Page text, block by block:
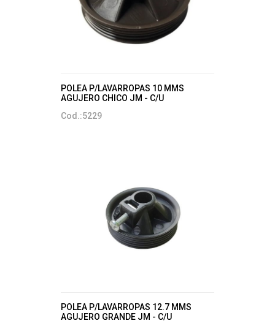
POLEA P/LAVARROPAS 10 MMS
AGUJERO CHICO JM - C/U
Cod.:5229
POLEA P/LAVARROPAS 12.7 MMS
AGUJERO GRANDE JM - C/U